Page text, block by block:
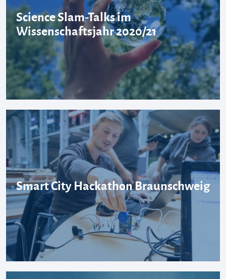
Science Slam-Talks im
Wissenschaftsjahr 2020/21
Smart City Hackathon Braunschweig